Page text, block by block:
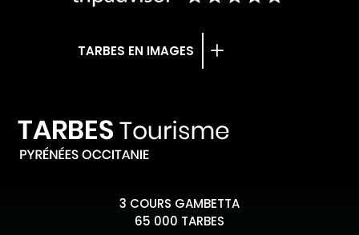
TARBES EN IMAGES
3 COURS GAMBETTA
65 000 TARBES